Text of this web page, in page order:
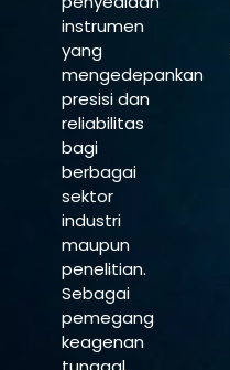
instrumen
yang
mengedepankan
presisi dan
reliabilitas
bagi
berbagai
sektor
industri
maupun
penelitian.
Sebagai
pemegang
keagenan